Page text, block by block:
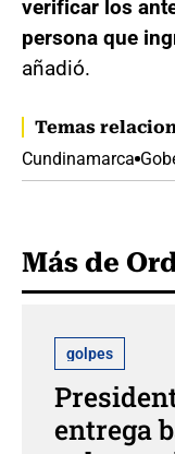
verificar los
persona que
añadió.
Temas
Cundinamarca
Más de
golpes
entrega